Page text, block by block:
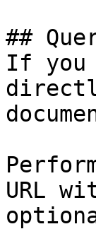
##
If you
URL